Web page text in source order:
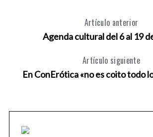
Artículo anterior
Agenda cultural del 6 al 19
Artículo siguiente
En ConErótica «no es coito todo